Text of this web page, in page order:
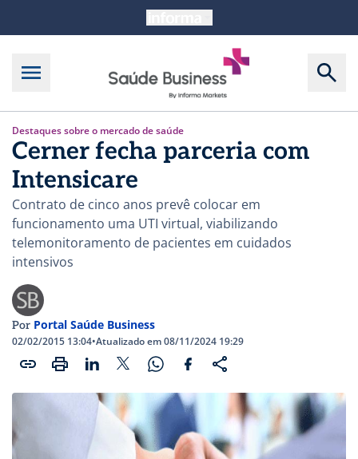
Destaques sobre o mercado de saúde
Cerner fecha parceria com
Intensicare
Contrato de cinco anos prevê colocar em
funcionamento uma UTI virtual, viabilizando
telemonitoramento de pacientes em cuidados
intensivos
Por Portal Saúde Business
02/02/2015 13:04•Atualizado em 08/11/2024 19:29